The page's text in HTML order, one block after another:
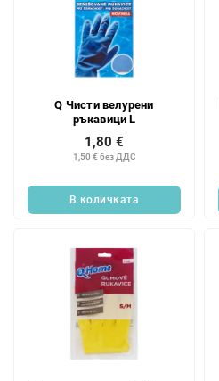
Q Чисти велурени
ръкавици L
1,50 € без ДДС
1,80 €
В количката